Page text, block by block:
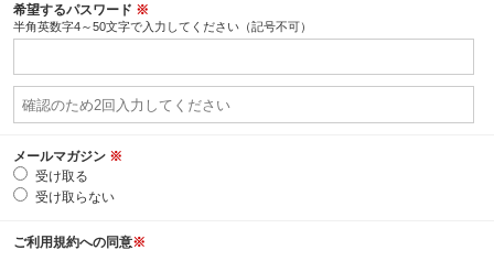
希望するパスワード ※
半角英数字4～50文字で入力してください（記号不可）
メールマガジン ※
受け取る
受け取らない
ご利用規約への同意※